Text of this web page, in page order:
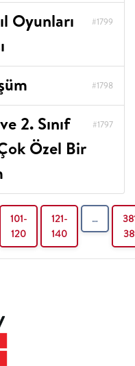
Oyunları
#1799
#1798
2. Sınıf
Özel Bir
#1797
101-
120
121-
140
…